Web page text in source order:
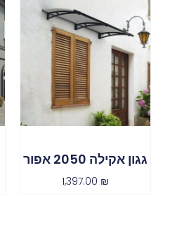
גגון אקילה 2050 אפור
1,397.00 ₪